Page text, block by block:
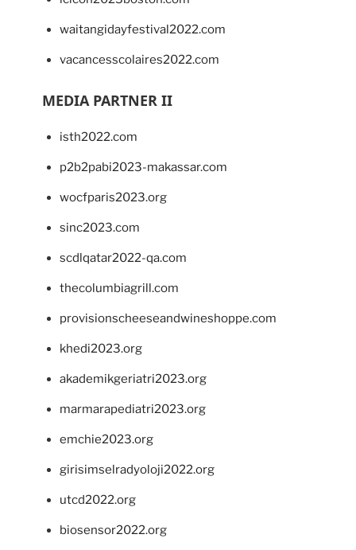
waitangidayfestival2022.com
vacancesscolaires2022.com
MEDIA PARTNER II
isth2022.com
p2b2pabi2023-makassar.com
wocfparis2023.org
sinc2023.com
scdlqatar2022-qa.com
thecolumbiagrill.com
provisionscheeseandwineshoppe.com
khedi2023.org
akademikgeriatri2023.org
marmarapediatri2023.org
emchie2023.org
girisimselradyoloji2022.org
utcd2022.org
biosensor2022.org